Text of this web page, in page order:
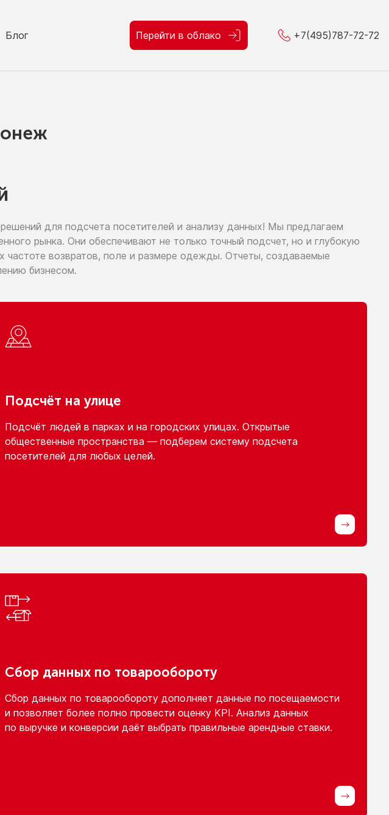
Блог Перейти в облако +7(495)787-72-72
для подсчета посетителей и анализу данных! Мы предлагаем
рынка. Они обеспечивают не только точный подсчет, но и глубокую
частоте возвратов, поле и размере одежды. Отчеты, создаваемые
бизнесом.
Подсчёт на улице
Подсчёт людей в парках и на городских улицах. Открытые
общественные пространства — подберем систему подсчета
посетителей для любых целей.
Сбор данных по товарообороту
Сбор данных по товарооборотудополняет данные по посещаемости
и позволяет более полно провести оценку KPI. Анализ данных
по выручке и конверсии даёт выбрать правильные арендные ставки.